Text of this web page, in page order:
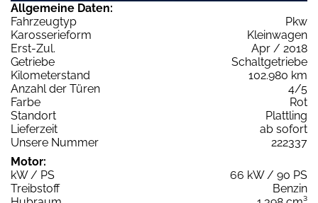
Allgemeine Daten:
Fahrzeugtyp
Pkw
Karosserieform
Kleinwagen
Erst-Zul.
Apr / 2018
Getriebe
Schaltgetriebe
Kilometerstand
102.980 km
Anzahl der Türen
4/5
Farbe
Rot
Standort
Plattling
Lieferzeit
ab sofort
Unsere Nummer
222337
Motor:
kW / PS
66 kW / 90 PS
Treibstoff
Benzin